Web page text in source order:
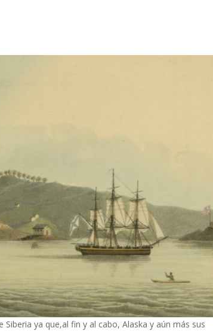
ya que,al fin y al cabo, Alaska y aún más sus